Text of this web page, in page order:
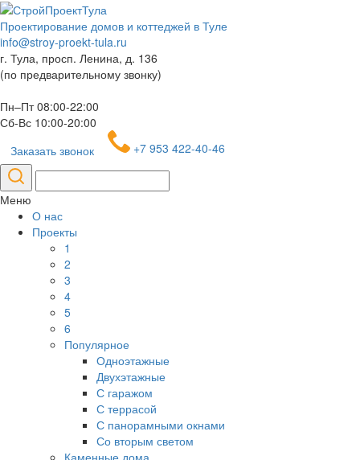
Проектирование домов и коттеджей в Туле
info@stroy-proekt-tula.ru
г. Тула, просп. Ленина, д. 136
(по предварительному звонку)
Пн–Пт 08:00-22:00
Сб-Вс 10:00-20:00
Заказать звонок
+7 953 422-40-46
Меню
О нас
Проекты
1
2
3
4
5
6
Популярное
Одноэтажные
Двухэтажные
С гаражом
С террасой
С панорамными окнами
Со вторым светом
Каменные дома